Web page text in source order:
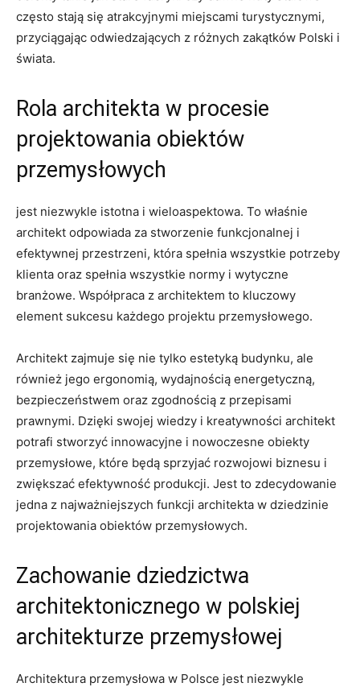
często stają się atrakcyjnymi miejscami turystycznymi,
przyciągając odwiedzających z różnych zakątków Polski i
świata.
Rola architekta w procesie
projektowania obiektów
przemysłowych
jest niezwykle istotna i wieloaspektowa. To właśnie
architekt odpowiada za stworzenie funkcjonalnej i
efektywnej przestrzeni, która spełnia wszystkie potrzeby
klienta oraz spełnia wszystkie normy i wytyczne
branżowe. Współpraca z architektem to kluczowy
element sukcesu każdego projektu przemysłowego.
Architekt zajmuje się nie tylko estetyką budynku, ale
również jego ergonomią, wydajnością energetyczną,
bezpieczeństwem oraz zgodnością z przepisami
prawnymi. Dzięki swojej wiedzy i kreatywności architekt
potrafi stworzyć innowacyjne i nowoczesne obiekty
przemysłowe, które będą sprzyjać rozwojowi biznesu i
zwiększać efektywność produkcji. Jest to zdecydowanie
jedna z najważniejszych funkcji architekta w dziedzinie
projektowania obiektów przemysłowych.
Zachowanie dziedzictwa
architektonicznego w polskiej
architekturze przemysłowej
Architektura przemysłowa w Polsce jest niezwykle